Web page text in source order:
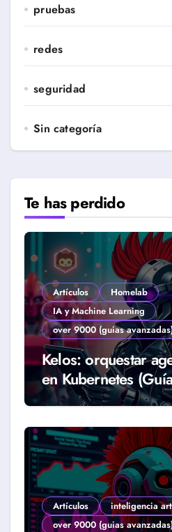
pruebas
redes
seguridad
Sin categoría
Te has perdido
Artículos
Homelab
IA y Machine Learning
over 9000 (guias
Kelos: orquestar
en Kubernetes
2026)
Artículos
inteligencia
over 9000 (guias